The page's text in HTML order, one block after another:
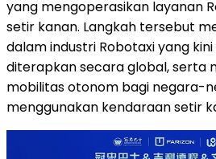
yang mengoperasikan layanan
setir kanan. Langkah tersebut
dalam industri Robotaxi yang
diterapkan secara global, serta
mobilitas otonom bagi negara-
menggunakan kendaraan setir